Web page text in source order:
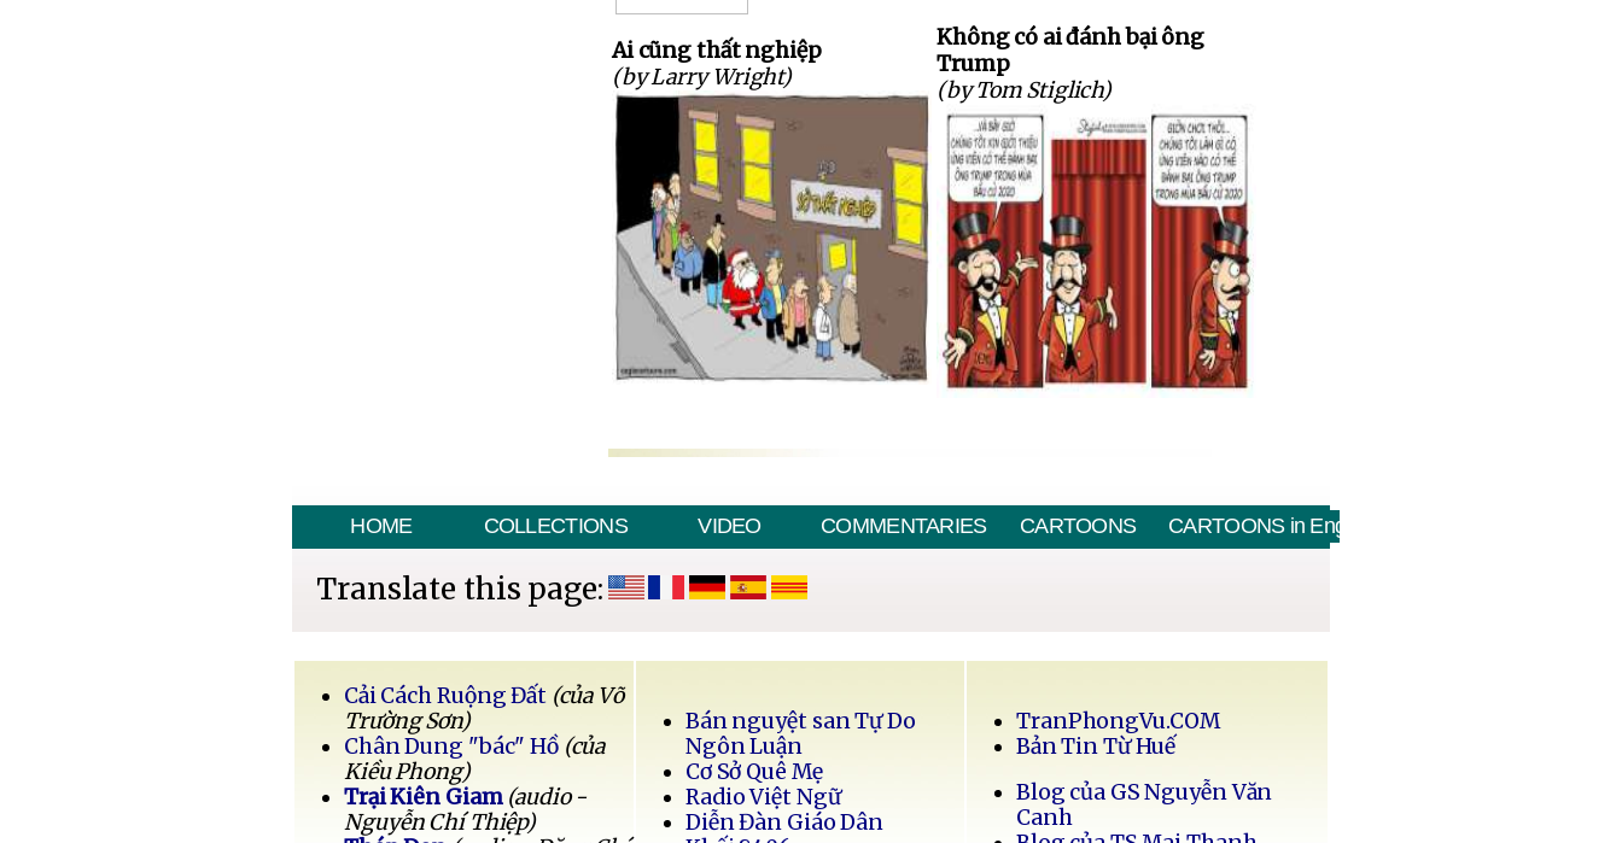
Ai cũng thất nghiệp
(by Larry Wright)
Không có ai đánh bại ông
Trump
(by Tom Stiglich)
HOME COLLECTIONS VIDEO COMMENTARIES CARTOONS CARTOONS in English
Translate this page:
Cải Cách Ruộng Đất (của Võ
Trường Sơn)
Chân Dung "bác" Hồ (của
Kiều Phong)
Trại Kiên Giam (audio -
Nguyễn Chí Thiệp)
Bán nguyệt san Tự Do
Ngôn Luận
Cơ Sở Quê Mẹ
Radio Việt Ngữ
Diễn Đàn Giáo Dân
TranPhongVu.COM
Bản Tin Từ Huế
Blog của GS Nguyễn Văn
Canh